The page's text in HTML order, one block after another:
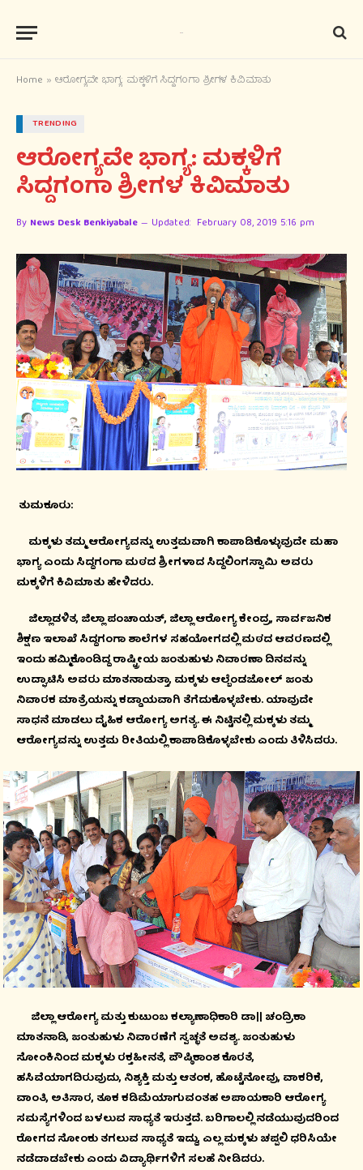
Home » ಆರೋಗ್ಯವೇ ಭಾಗ್ಯ: ಮಕ್ಕಳಿಗೆ ಸಿದ್ದಗಂಗಾ ಶ್ರೀಗಳ ಕಿವಿಮಾತು
TRENDING
ಆರೋಗ್ಯವೇ ಭಾಗ್ಯ: ಮಕ್ಕಳಿಗೆ
ಸಿದ್ದಗಂಗಾ ಶ್ರೀಗಳ ಕಿವಿಮಾತು
By News Desk Benkiyabale Updated: February 08, 2019 5:16 pm
ತುಮಕೂರು:
ಮಕ್ಕಳು ತಮ್ಮ ಆರೋಗ್ಯವನ್ನು ಉತ್ತಮವಾಗಿ ಕಾಪಾಡಿಕೊಳ್ಳುವುದೇ ಮಹಾ
ಭಾಗ್ಯ ಎಂದು ಸಿದ್ದಗಂಗಾ ಮಠದ ಶ್ರೀಗಳಾದ ಸಿದ್ದಲಿಂಗಸ್ವಾಮಿ ಅವರು
ಮಕ್ಕಳಿಗೆ ಕಿವಿಮಾತು ಹೇಳಿದರು.
ಜಿಲ್ಲಾಡಳಿತ, ಜಿಲ್ಲಾ ಪಂಚಾಯತ್, ಜಿಲ್ಲಾ ಆರೋಗ್ಯ ಕೇಂದ್ರ, ಸಾರ್ವಜನಿಕ
ಶಿಕ್ಷಣ ಇಲಾಖೆ ಸಿದ್ದಗಂಗಾ ಶಾಲೆಗಳ ಸಹಯೋಗದಲ್ಲಿ ಮಠದ ಆವರಣದಲ್ಲಿ
ಇಂದು ಹಮ್ಮಿಕೊಂಡಿದ್ದ ರಾಷ್ಟ್ರೀಯ ಜಂತುಹುಳು ನಿವಾರಣಾ ದಿನವನ್ನು
ಉದ್ಘಾಟಿಸಿ ಅವರು ಮಾತನಾಡುತ್ತಾ, ಮಕ್ಕಳು ಆಲ್ಬೆಂಡಜೋಲ್ ಜಂತು
ನಿವಾರಕ ಮಾತ್ರೆಯನ್ನು ಕಡ್ಡಾಯವಾಗಿ ತೆಗೆದುಕೊಳ್ಳಬೇಕು. ಯಾವುದೇ
ಸಾಧನೆ ಮಾಡಲು ದೈಹಿಕ ಆರೋಗ್ಯ ಅಗತ್ಯ. ಈ ನಿಟ್ಟಿನಲ್ಲಿ ಮಕ್ಕಳು ತಮ್ಮ
ಆರೋಗ್ಯವನ್ನು ಉತ್ತಮ ರೀತಿಯಲ್ಲಿ ಕಾಪಾಡಿಕೊಳ್ಳಬೇಕು ಎಂದು ತಿಳಿಸಿದರು.
ಜಿಲ್ಲಾ ಆರೋಗ್ಯ ಮತ್ತು ಕುಟುಂಬ ಕಲ್ಯಾಣಾಧಿಕಾರಿ ಡಾ|| ಚಂದ್ರಿಕಾ
ಮಾತನಾಡಿ, ಜಂತುಹುಳು ನಿವಾರಣೆಗೆ ಸ್ವಚ್ಛತೆ ಅವಶ್ಯ. ಜಂತುಹುಳು
ಸೋಂಕಿನಿಂದ ಮಕ್ಕಳು ರಕ್ತಹೀನತೆ, ಪೌಷ್ಠಿಕಾಂಶ ಕೊರತೆ,
ಹಸಿವೆಯಾಗದಿರುವುದು, ನಿಶ್ಯಕ್ತಿ ಮತ್ತು ಆತಂಕ, ಹೊಟ್ಟೆನೋವು, ವಾಕರಿಕೆ,
ವಾಂತಿ, ಅತಿಸಾರ, ತೂಕ ಕಡಿಮೆಯಾಗುವಂತಹ ಅಪಾಯಕಾರಿ ಆರೋಗ್ಯ
ಸಮಸ್ಯೆಗಳಿಂದ ಬಳಲುವ ಸಾಧ್ಯತೆ ಇರುತ್ತದೆ. ಬರಿಗಾಲಲ್ಲಿ ನಡೆಯುವುದರಿಂದ
ರೋಗದ ಸೋಂಕು ತಗಲುವ ಸಾಧ್ಯತೆ ಇದ್ದು, ಎಲ್ಲ ಮಕ್ಕಳು ಚಪ್ಪಲಿ ಧರಿಸಿಯೇ
ನಡೆದಾಡಬೇಕು ಎಂದು ವಿದ್ಯಾರ್ಥಿಗಳಿಗೆ ಸಲಹೆ ನೀಡಿದರು.